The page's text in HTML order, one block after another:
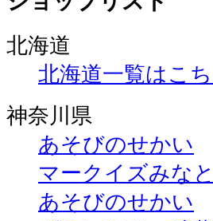
北海道
北海道一覧はこ
神奈川県
あそびのせかい
マークイズみな
あそびのせかい